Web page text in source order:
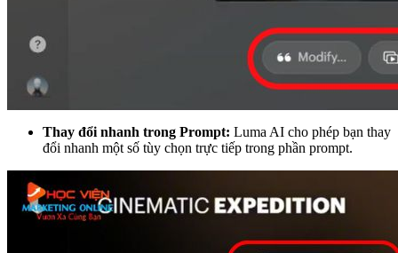
Thay đổi nhanh trong Prompt: Luma AI cho phép bạn thay
đổi nhanh một số tùy chọn trực tiếp trong phần prompt.